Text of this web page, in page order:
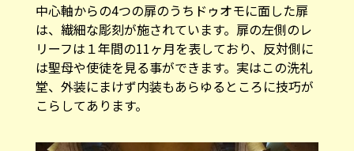
中心軸からの4つの扉のうちドゥオモに面した扉
は、繊細な彫刻が施されています。扉の左側のレ
リーフは１年間の11ヶ月を表しており、反対側に
は聖母や使徒を見る事ができます。実はこの洗礼
堂、外装にまけず内装もあらゆるところに技巧が
こらしてあります。